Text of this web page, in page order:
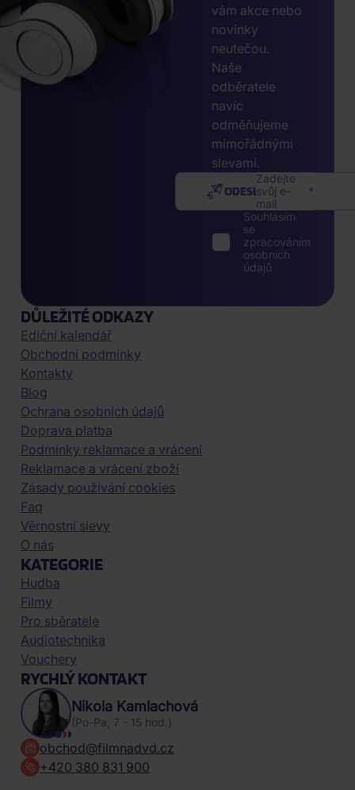
vám akce nebo
novinky
neutečou.
Naše
odběratele
navíc
odměňujeme
mimořádnými
slevami.
Zadejte
svůj e-
mail
ODESLAT
Souhlasím
se
zpracováním
osobních
údajů
DŮLEŽITÉ ODKAZY
Ediční kalendář
Obchodní podmínky
Kontakty
Blog
Ochrana osobních údajů
Doprava platba
Podmínky reklamace a vrácení
Reklamace a vrácení zboží
Zásady používání cookies
Faq
Věrnostní slevy
O nás
KATEGORIE
Hudba
Filmy
Pro sběratele
Audiotechnika
Vouchery
RYCHLÝ KONTAKT
Nikola Kamlachová
(Po-Pa, 7 - 15 hod.)
obchod@filmnadvd.cz
+420 380 831 900